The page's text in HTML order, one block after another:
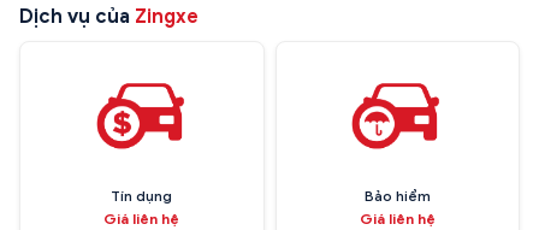
Dịch vụ của Zingxe
Tín dụng
Giá liên hệ
Bảo hiểm
Giá liên hệ